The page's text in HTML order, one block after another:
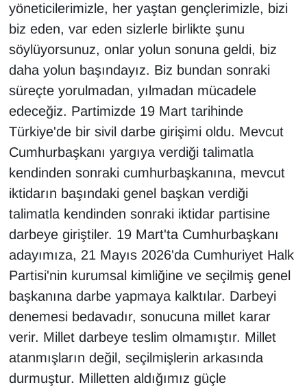
yöneticilerimizle, her yaştan gençlerimizle, bizi
biz eden, var eden sizlerle birlikte şunu
söylüyorsunuz, onlar yolun sonuna geldi, biz
daha yolun başındayız. Biz bundan sonraki
süreçte yorulmadan, yılmadan mücadele
edeceğiz. Partimizde 19 Mart tarihinde
Türkiye'de bir sivil darbe girişimi oldu. Mevcut
Cumhurbaşkanı yargıya verdiği talimatla
kendinden sonraki cumhurbaşkanına, mevcut
iktidarın başındaki genel başkan verdiği
talimatla kendinden sonraki iktidar partisine
darbeye giriştiler. 19 Mart'ta Cumhurbaşkanı
adayımıza, 21 Mayıs 2026'da Cumhuriyet Halk
Partisi'nin kurumsal kimliğine ve seçilmiş genel
başkanına darbe yapmaya kalktılar. Darbeyi
denemesi bedavadır, sonucuna millet karar
verir. Millet darbeye teslim olmamıştır. Millet
atanmışların değil, seçilmişlerin arkasında
durmuştur. Milletten aldığımız güçle